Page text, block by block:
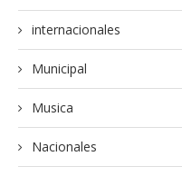
internacionales
Municipal
Musica
Nacionales